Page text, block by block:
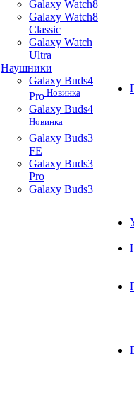
Galaxy Watch8
Galaxy Watch8
Classic
Galaxy Watch
Ultra
Наушники
Galaxy Buds4
Pro Новинка
Galaxy Buds4
Новинка
Galaxy Buds3
FE
Galaxy Buds3
Pro
Galaxy Buds3